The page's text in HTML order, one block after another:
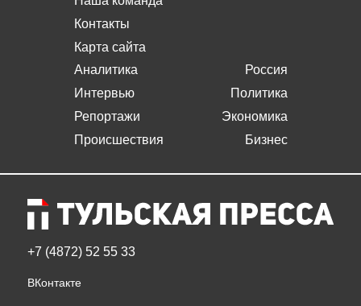
Контакты
Карта сайта
Аналитика
Интервью
Репортажи
Происшествия
Россия
Политика
Экономика
Бизнес
+7 (4872) 52 55 33
ВКонтакте